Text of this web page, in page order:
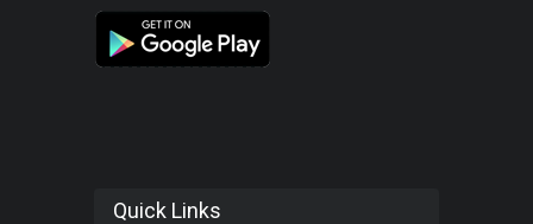
Quick Links